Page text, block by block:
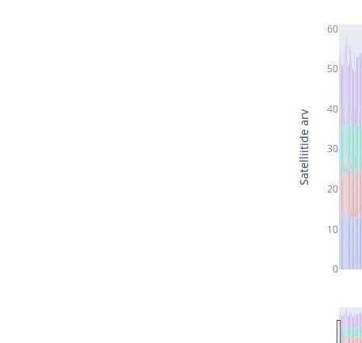
0
10
20
30
40
50
60
Satelliitide arv